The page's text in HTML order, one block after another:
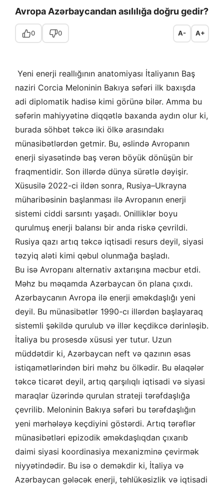
Avropa Azərbaycandan asılılığa doğru gedir?
0 0 A- A+
Yeni enerji reallığının anatomiyası İtaliyanın Baş
naziri Corcia Meloninin Bakıya səfəri ilk baxışda
adi diplomatik hadisə kimi görünə bilər. Amma bu
səfərin mahiyyətinə diqqətlə baxanda aydın olur ki,
burada söhbət təkcə iki ölkə arasındakı
münasibətlərdən getmir. Bu, əslində Avropanın
enerji siyasətində baş verən böyük dönüşün bir
fraqmentidir. Son illərdə dünya sürətlə dəyişir.
Xüsusilə 2022-ci ildən sonra, Rusiya–Ukrayna
müharibəsinin başlanması ilə Avropanın enerji
sistemi ciddi sarsıntı yaşadı. Onilliklər boyu
qurulmuş enerji balansı bir anda riskə çevrildi.
Rusiya qazı artıq təkcə iqtisadi resurs deyil, siyasi
təzyiq aləti kimi qəbul olunmağa başladı.
Bu isə Avropanı alternativ axtarışına məcbur etdi.
Məhz bu məqamda Azərbaycan ön plana çıxdı.
Azərbaycanın Avropa ilə enerji əməkdaşlığı yeni
deyil. Bu münasibətlər 1990-cı illərdən başlayaraq
sistemli şəkildə qurulub və illər keçdikcə dərinləşib.
İtaliya bu prosesdə xüsusi yer tutur. Uzun
müddətdir ki, Azərbaycan neft və qazının əsas
istiqamətlərindən biri məhz bu ölkədir. Bu əlaqələr
təkcə ticarət deyil, artıq qarşılıqlı iqtisadi və siyasi
maraqlar üzərində qurulan strateji tərəfdaşlığa
çevrilib. Meloninin Bakıya səfəri bu tərəfdaşlığın
yeni mərhələyə keçdiyini göstərdi. Artıq tərəflər
münasibətləri epizodik əməkdaşlıqdan çıxarıb
daimi siyasi koordinasiya mexanizminə çevirmək
niyyətindədir. Bu isə o deməkdir ki, İtaliya və
Azərbaycan gələcək enerji, təhlükəsizlik və iqtisadi